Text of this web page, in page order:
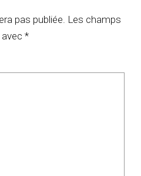
pas publiée. Les champs
*